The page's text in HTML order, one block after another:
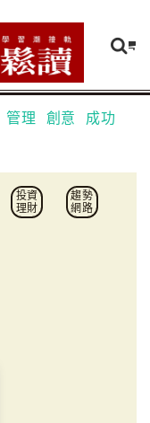
管理 創意 成功
投資
理財
趨勢
網路